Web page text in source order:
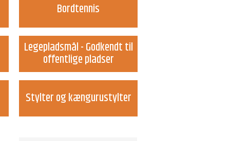
Bordtennis
Legepladsmål - Godkendt til
offentlige pladser
Stylter og kængurustylter